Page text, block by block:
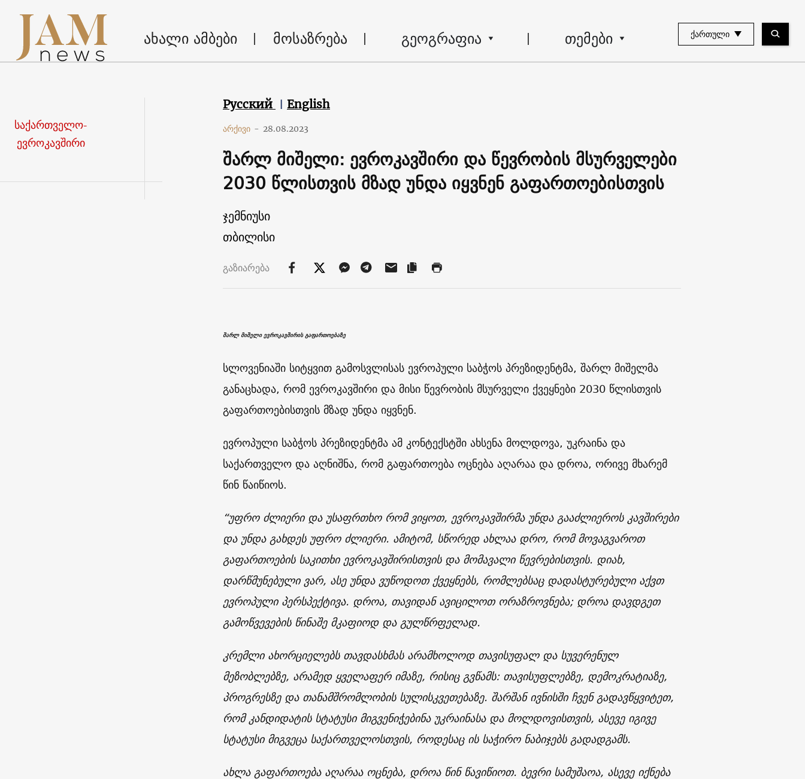
ახალი ამბები მოსაზრება გეოგრაფია თემები ᲥᲐᲠᲗᲣᲚᲘ
საქართველო-
ევროკავშირი
Русский English
არქივი - 28.08.2023
შარლ მიშელი: ევროკავშირი და წევრობის მსურველები
2030 წლისთვის მზად უნდა იყვნენ გაფართოებისთვის
ჯემნიუსი
თბილისი
გაზიარება
შარლ მიშელი ევროკავშირის გაფართოებაზე
სლოვენიაში სიტყვით გამოსვლისას ევროპული საბჭოს პრეზიდენტმა, შარლ მიშელმა
განაცხადა, რომ ევროკავშირი და მისი წევრობის მსურველი ქვეყნები 2030 წლისთვის
გაფართოებისთვის მზად უნდა იყვნენ.
ევროპული საბჭოს პრეზიდენტმა ამ კონტექსტში ახსენა მოლდოვა, უკრაინა და
საქართველო და აღნიშნა, რომ გაფართოება ოცნება აღარაა და დროა, ორივე მხარემ
წინ წაიწიოს.
“უფრო ძლიერი და უსაფრთხო რომ ვიყოთ, ევროკავშირმა უნდა გააძლიეროს კავშირები
და უნდა გახდეს უფრო ძლიერი. ამიტომ, სწორედ ახლაა დრო, რომ მოვაგვაროთ
გაფართოების საკითხი ევროკავშირისთვის და მომავალი წევრებისთვის. დიახ,
დარწმუნებული ვარ, ასე უნდა ვუწოდოთ ქვეყნებს, რომლებსაც დადასტურებული აქვთ
ევროპული პერსპექტივა. დროა, თავიდან ავიცილოთ ორაზროვნება; დროა დავდგეთ
გამოწვევების წინაშე მკაფიოდ და გულწრფელად.
კრემლი ახორციელებს თავდასხმას არამხოლოდ თავისუფალ და სუვერენულ
მეზობლებზე, არამედ ყველაფერ იმაზე, რისიც გვწამს: თავისუფლებზე, დემოკრატიაზე,
პროგრესზე და თანამშრომლობის სულისკვეთებაზე. შარშან ივნისში ჩვენ გადავწყვიტეთ,
რომ კანდიდატის სტატუსი მიგვენიჭებინა უკრაინასა და მოლდოვისთვის, ასევე იგივე
სტატუსი მიგვეცა საქართველოსთვის, როდესაც ის საჭირო ნაბიჯებს გადადგამს.
ახლა გაფართოება აღარაა ოცნება, დროა წინ წავიწიოთ. ბევრი სამუშაოა, ასევე იქნება